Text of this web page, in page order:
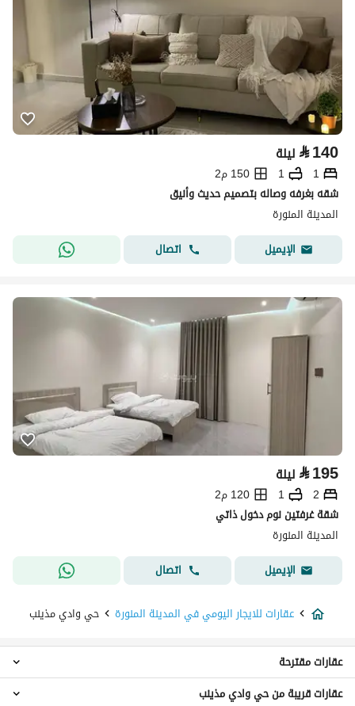
⃁140 ليلة
1
1
150 م2
شقه بغرفه وصاله بتصميم حديث وأنيق
المدينة المنورة
الإيميل
اتصال
⃁195 ليلة
2
1
120 م2
شقة غرفتين نوم دخول ذاتي
المدينة المنورة
الإيميل
اتصال
عقارات للايجار اليومي في المدينة المنورة حي وادي مذينب
عقارات 2 غرفة نوم للايجار اليومي في حي وادي مذينب
عقارات مقترحة
عقارات قريبة من حي وادي مذينب